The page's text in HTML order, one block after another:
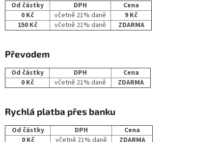
Od částky DPH
Cena
0 Kč
včetně 21% daně
9 Kč
150 Kč
včetně 21% daně ZDARMA
Převodem
Od částky DPH
Cena
0 Kč
včetně 21% daně ZDARMA
Rychlá platba přes banku
Od částky DPH
Cena